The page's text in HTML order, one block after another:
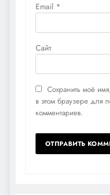
Email *
Сайт
Сохранить моё
в этом браузере для
комментариев.